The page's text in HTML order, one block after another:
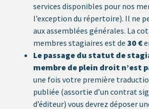
services disponibles pour nos
l’exception du répertoire). Il ne
aux assemblées générales. La
membres stagiaires est de 30 €
Le passage du statut de
membre de plein droit n’est
une fois votre première
publiée (assortie d’un contrat
d’éditeur) vous devrez déposer